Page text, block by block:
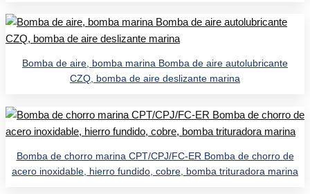
Bomba de aire, bomba marina Bomba de aire autolubricante
CZQ, bomba de aire deslizante marina
Bomba de chorro marina CPT/CPJ/FC-ER Bomba de chorro de
acero inoxidable, hierro fundido, cobre, bomba trituradora marina